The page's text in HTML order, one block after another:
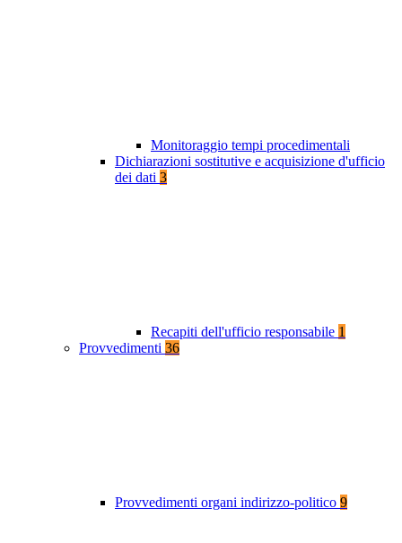
Monitoraggio tempi procedimentali
Dichiarazioni sostitutive e acquisizione d'ufficio
dei dati 3
Recapiti dell'ufficio responsabile 1
Provvedimenti 36
Provvedimenti organi indirizzo-politico 9